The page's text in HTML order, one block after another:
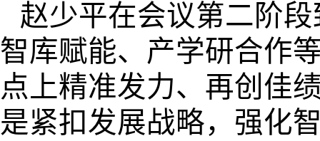
赵少平在会议第二阶
智库赋能、产学研合作
点上精准发力、再创佳
是紧扣发展战略，强化